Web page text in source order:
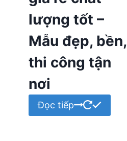
lượng tốt –
Mẫu đẹp, bền,
thi công tận
nơi
Đọc tiếp